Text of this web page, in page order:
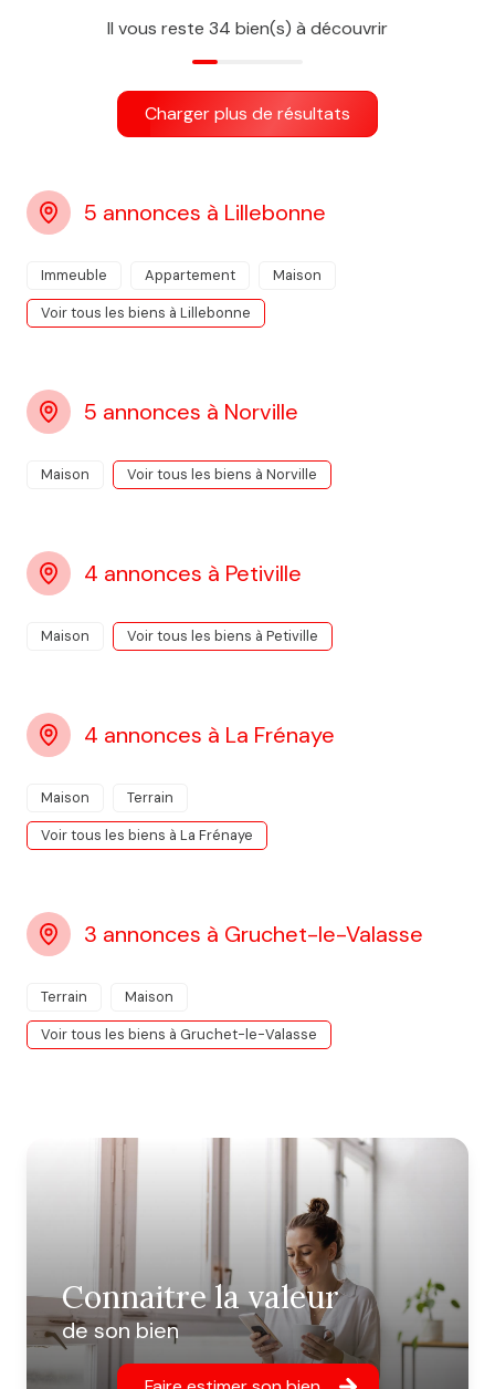
Il vous reste 34 bien(s) à découvrir
Charger plus de résultats
5 annonces à Lillebonne
Immeuble Appartement
Maison
Voir tous les biens à Lillebonne
5 annonces à Norville
Maison Voir tous les biens à Norville
4 annonces à Petiville
Maison Voir tous les biens à Petiville
4 annonces à La Frénaye
Maison
Terrain
Voir tous les biens à La Frénaye
3 annonces à Gruchet-le-Valasse
Terrain
Maison
Voir tous les biens à Gruchet-le-Valasse
Connaitre la valeur
de son bien